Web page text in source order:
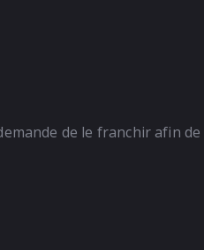
de le franchir afin de